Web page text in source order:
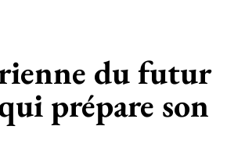
du futur
prépare son